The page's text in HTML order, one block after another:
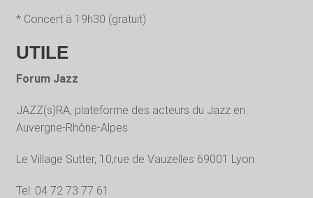
* Concert à 19h30 (gratuit)
UTILE
Forum Jazz
JAZZ(s)RA, plateforme des acteurs du Jazz en
Auvergne-Rhône-Alpes.
Le Village Sutter, 10,rue de Vauzelles 69001 Lyon
Tel: 04 72 73 77 61